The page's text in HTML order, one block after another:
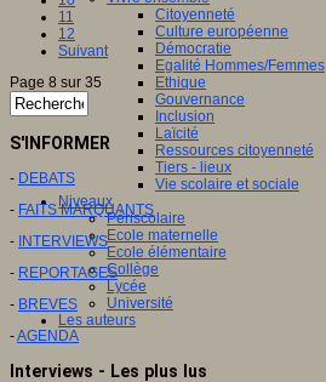
Citoyenneté
Culture européenne
Démocratie
Egalité Hommes/Femmes
Ethique
Gouvernance
Inclusion
Laïcité
Ressources citoyenneté
Tiers - lieux
Vie scolaire et sociale
Niveaux
Périscolaire
Ecole maternelle
Ecole élémentaire
Collège
Lycée
Université
Les auteurs
11
12
Suivant
Page 8 sur 35
S'INFORMER
- DEBATS
- FAITS MARQUANTS
- INTERVIEWS
- REPORTAGES
- BREVES
-AGENDA
Interviews - Les plus lus